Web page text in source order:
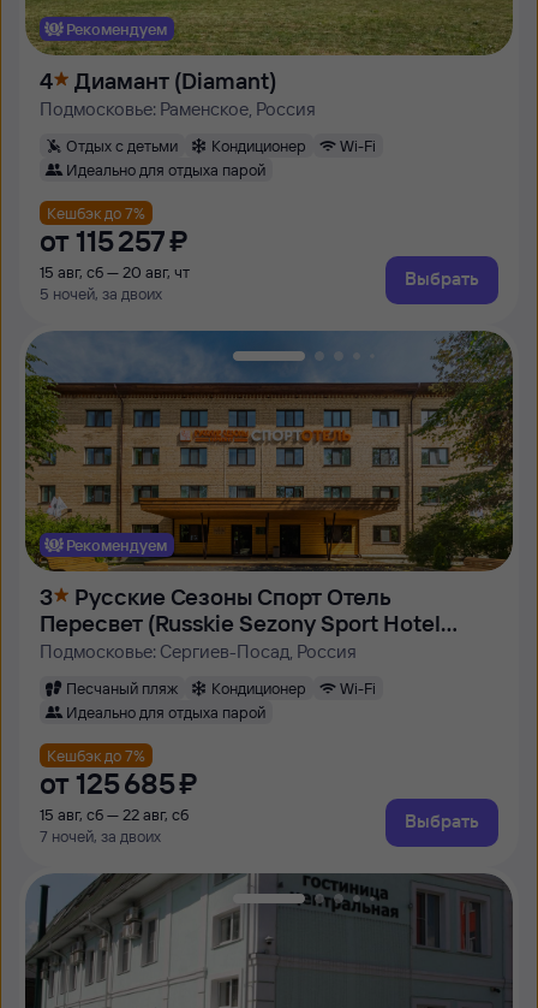
Рекомендуем
4 Диамант (Diamant)
Подмосковье: Раменское, Россия
Отдых с детьми Кондиционер
Wi-Fi
Идеально для отдыха парой
Кешбэк до 7%
от 115 ⁠257 ⁠₽
15 авг, сб — 20 авг, чт
5 ночей, за двоих
Выбрать
Рекомендуем
3
Русские Сезоны Спорт Отель
Пересвет (Russkie Sezony Sport Hotel
Peresvet)
Подмосковье: Сергиев-Посад, Россия
Песчаный пляж Кондиционер
Wi-Fi
Идеально для отдыха парой
Кешбэк до 7%
от 125 ⁠685 ⁠₽
15 авг, сб — 22 авг, сб
7 ночей, за двоих
Выбрать